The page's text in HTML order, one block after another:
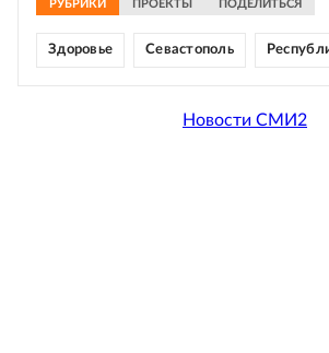
РУБРИКИ ПРОЕКТЫ ПОДЕЛИТЬСЯ
Здоровье Севастополь
Новости СМИ2